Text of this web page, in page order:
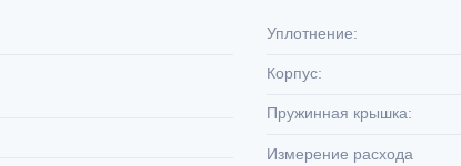
Уплотнение:
Корпус:
Пружинная крышка:
Измерение расхода